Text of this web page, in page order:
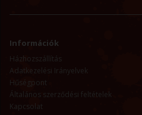
Információk
Házhozszállítás
Adatkezelési Irányelvek
Hűségpont
Általános szerződési feltételek
Kapcsolat